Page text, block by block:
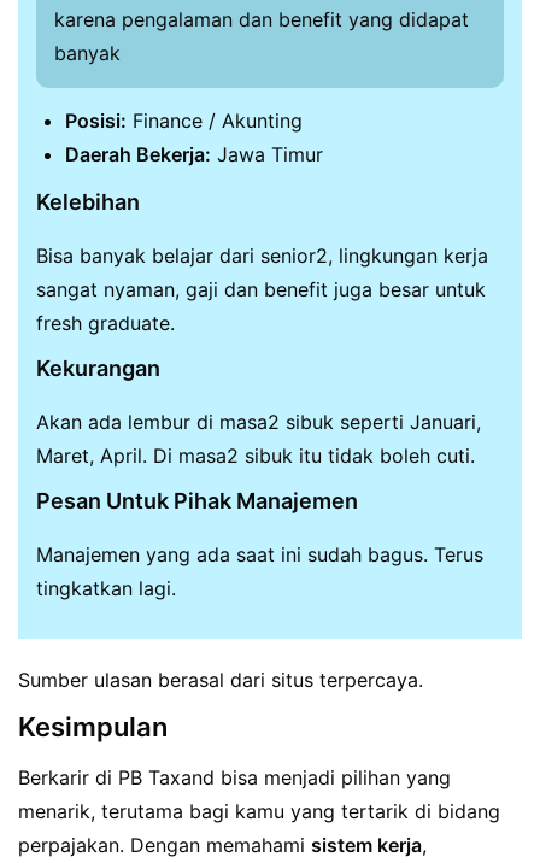
karena pengalaman dan benefit yang didapat
banyak
Posisi: Finance / Akunting
Daerah Bekerja: Jawa Timur
Kelebihan
Bisa banyak belajar dari senior2, lingkungan kerja
sangat nyaman, gaji dan benefit juga besar untuk
fresh graduate.
Kekurangan
Akan ada lembur di masa2 sibuk seperti Januari,
Maret, April. Di masa2 sibuk itu tidak boleh cuti.
Pesan Untuk Pihak Manajemen
Manajemen yang ada saat ini sudah bagus. Terus
tingkatkan lagi.
Sumber ulasan berasal dari situs terpercaya.
Kesimpulan
Berkarir di PB Taxand bisa menjadi pilihan yang
menarik, terutama bagi kamu yang tertarik di bidang
perpajakan. Dengan memahami sistem kerja,